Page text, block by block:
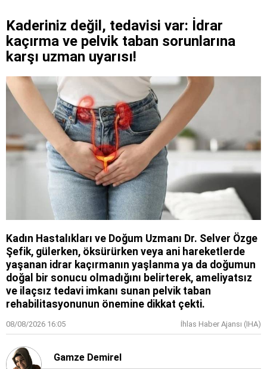
Kaderiniz değil, tedavisi var: İdrar
kaçırma ve pelvik taban sorunlarına
karşı uzman uyarısı!
Kadın Hastalıkları ve Doğum Uzmanı Dr. Selver Özge
Şefik, gülerken, öksürürken veya ani hareketlerde
yaşanan idrar kaçırmanın yaşlanma ya da doğumun
doğal bir sonucu olmadığını belirterek, ameliyatsız
ve ilaçsız tedavi imkanı sunan pelvik taban
rehabilitasyonunun önemine dikkat çekti.
08/08/2026 16:05 İhlas Haber Ajansı (IHA)
Gamze Demirel